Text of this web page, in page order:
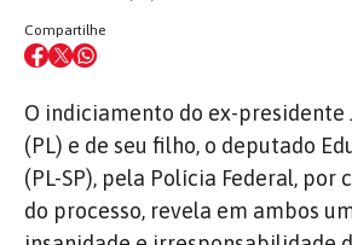
Compartilhe
O indiciamento do ex-presidente
(PL) e de seu filho, o deputado
(PL-SP), pela Polícia Federal, por
do processo, revela em ambos